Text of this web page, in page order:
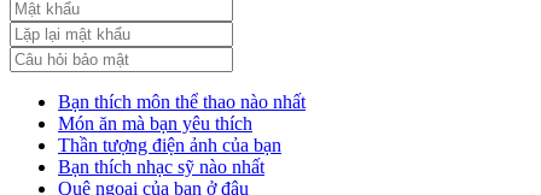
Bạn thích môn thể thao nào nhất
Món ăn mà bạn yêu thích
Thần tượng điện ảnh của bạn
Bạn thích nhạc sỹ nào nhất
Quê ngoại của bạn ở đâu